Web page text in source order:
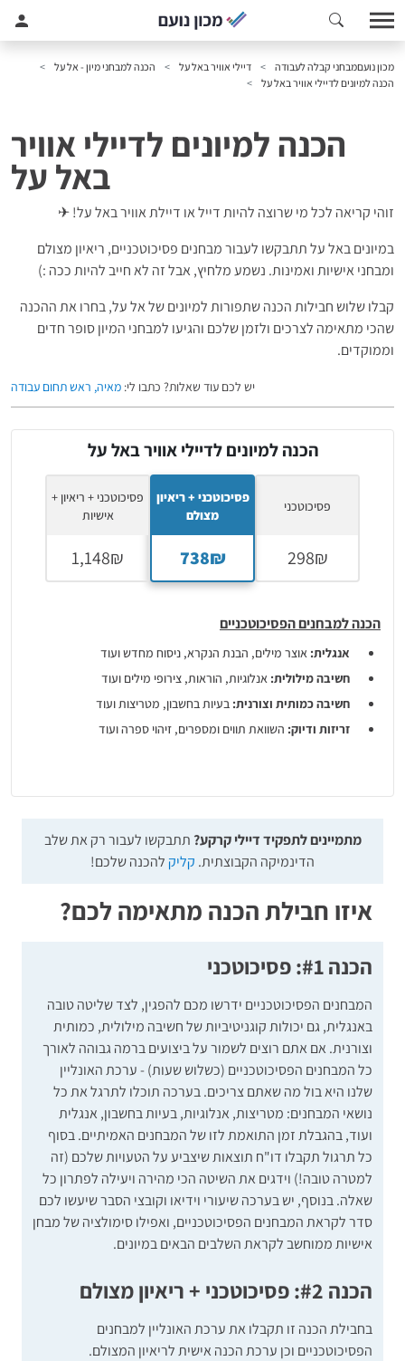
מכון נועםמבחני קבלה לעבודה דיילי אוויר באל על
הכנה למבחני מיון - אל על
הכנה למיונים לדיילי אוויר באל על
הכנה למיונים לדיילי אוויר
באל על
זוהי קריאה לכל מי שרוצה להיות דייל או דיילת אוויר באל על!✈
במיונים באל על תתבקשו לעבור מבחנים פסיכוטכניים, ריאיון מצולם
ומבחני אישיות ואמינות. נשמע מלחיץ, אבל זה לא חייב להיות ככה :)
קבלו שלוש חבילות הכנה שתפורות למיונים של אל על, בחרו את ההכנה
שהכי מתאימה לצרכים ולזמן שלכם והגיעו למבחני המיון סופר חדים
וממוקדים.
יש לכם עוד שאלות? כתבו לי: מאיה, ראש תחום עבודה
הכנה למיונים לדיילי אוויר באל על
פסיכוטכני
פסיכוטכני + ריאיון
מצולם
‏738₪
פסיכוטכני + ריאיון +
אישיות
הכנה למבחנים הפסיכוטכניים
אנגלית: אוצר מילים, הבנת הנקרא, ניסוח מחדש ועוד
חשיבה מילולית: אנלוגיות, הוראות, צירופי מילים ועוד
חשיבה כמותית וצורנית: בעיות בחשבון, מטריצות ועוד
זריזות ודיוק: השוואת תווים ומספרים, זיהוי ספרה ועוד
סימולציהשל ריאיון מצולם עם שאלות מהמיונים
משוב כתובעל המענה שלכם ממדריך/ה במכון
מתמיינים לתפקיד דיילי קרקע? תתבקשו לעבור רק את שלב
הדינמיקה הקבוצתית. קליק להכנה שלכם!
איזו חבילת הכנה מתאימה לכם?
הכנה #1: פסיכוטכני
המבחנים הפסיכוטכניים ידרשו מכם להפגין, לצד שליטה טובה
באנגלית, גם יכולות קוגניטיביות של חשיבה מילולית, כמותית
וצורנית. אם אתם רוצים לשמור על ביצועים ברמה גבוהה לאורך
כל המבחנים הפסיכוטכניים (כשלוש שעות) - ערכת האונליין
שלנו היא בול מה שאתם צריכים. בערכה תוכלו לתרגל את כל
נושאי המבחנים: מטריצות, אנלוגיות, בעיות בחשבון, אנגלית
ועוד, בהגבלת זמן התואמת לזו של המבחנים האמיתיים. בסוף
כל תרגול תקבלו דו"ח תוצאות שיצביע על הטעויות שלכם (זה
למטרה טובה!) וידגים את השיטה הכי מהירה ויעילה לפתרון כל
שאלה. בנוסף, יש בערכה שיעורי וידיאו וקובצי הסבר שיעשו לכם
סדר לקראת המבחנים הפסיכוטכניים, ואפילו סימולציה של מבחן
אישיות ממוחשב לקראת השלבים הבאים במיונים.
הכנה #2: פסיכוטכני + ריאיון מצולם
בחבילת הכנה זו תקבלו את ערכת האונליין למבחנים
הפסיכוטכניים וכן ערכת הכנה אישית לריאיון המצולם.